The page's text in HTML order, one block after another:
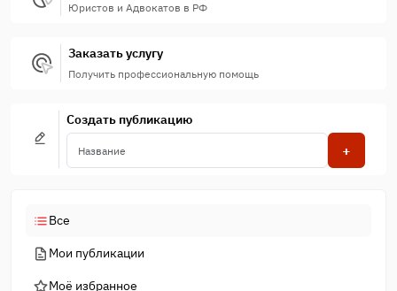
Юристов и Адвокатов в РФ
Заказать услугу
Получить профессиональную помощь
Создать публикацию
+
Все
Мои публикации
Моё избранное